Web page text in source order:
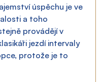
úspěchu je ve
a toho
provádějí v
jezdí intervaly
protože je to